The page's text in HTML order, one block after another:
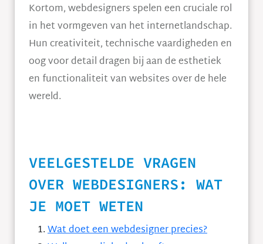
Kortom, webdesigners spelen een cruciale rol
in het vormgeven van het internetlandschap.
Hun creativiteit, technische vaardigheden en
oog voor detail dragen bij aan de esthetiek
en functionaliteit van websites over de hele
wereld.
VEELGESTELDE VRAGEN
OVER WEBDESIGNERS: WAT
JE MOET WETEN
Wat doet een webdesigner precies?